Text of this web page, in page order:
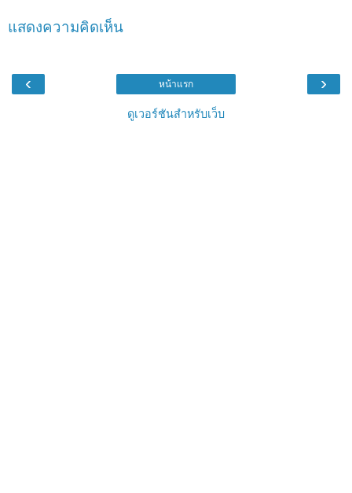
แสดงความคิดเห็น
‹ ›
หน้าแรก
ดูเวอร์ชันสำหรับเว็บ